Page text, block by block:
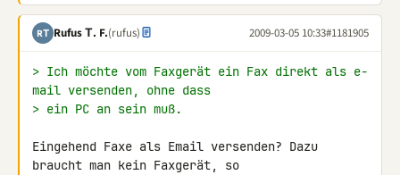
RΤ Rufus Τ. F.(rufus) 2009-03-05 10:33#1181905
> Ich möchte vom Faxgerät ein Fax direkt als e-
mail versenden, ohne dass
> ein PC an sein muß.
Eingehend Faxe als Email versenden? Dazu
braucht man kein Faxgerät, so